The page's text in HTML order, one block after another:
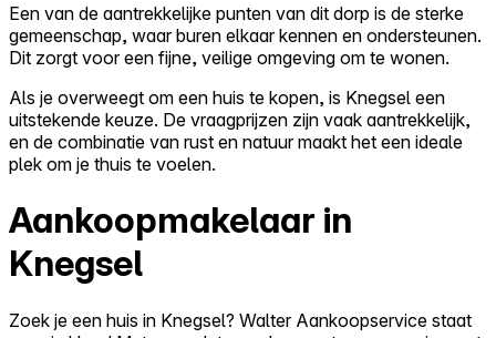
Een van de aantrekkelijke punten van dit dorp is de sterke
gemeenschap, waar buren elkaar kennen en ondersteunen.
Dit zorgt voor een fijne, veilige omgeving om te wonen.
Als je overweegt om een huis te kopen, is Knegsel een
uitstekende keuze. De vraagprijzen zijn vaak aantrekkelijk,
en de combinatie van rust en natuur maakt het een ideale
plek om je thuis te voelen.
Aankoopmakelaar in
Knegsel
Zoek je een huis in Knegsel? Walter Aankoopservice staat